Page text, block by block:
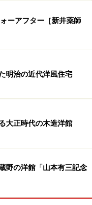
（仏式では3階）に
物ではありますが、
が高く、窓の大きな
の手すりの植物のよ
風で、年代を感じさ
は、部屋の床をペン
ャビネットもDIYで造
取り付けたりしまし
換気扇も設置したと
ーアフター［新井薬師
明治の近代洋風住宅
大正時代の木造洋館
野の洋館「山本有三記念